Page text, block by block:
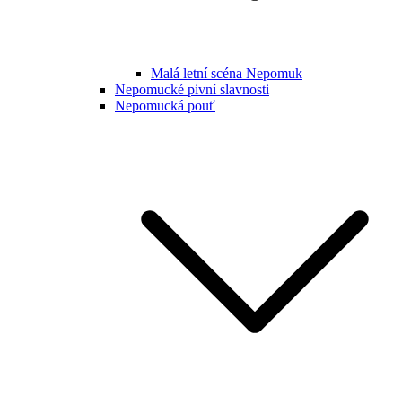
Malá letní scéna Nepomuk
Nepomucké pivní slavnosti
Nepomucká pouť